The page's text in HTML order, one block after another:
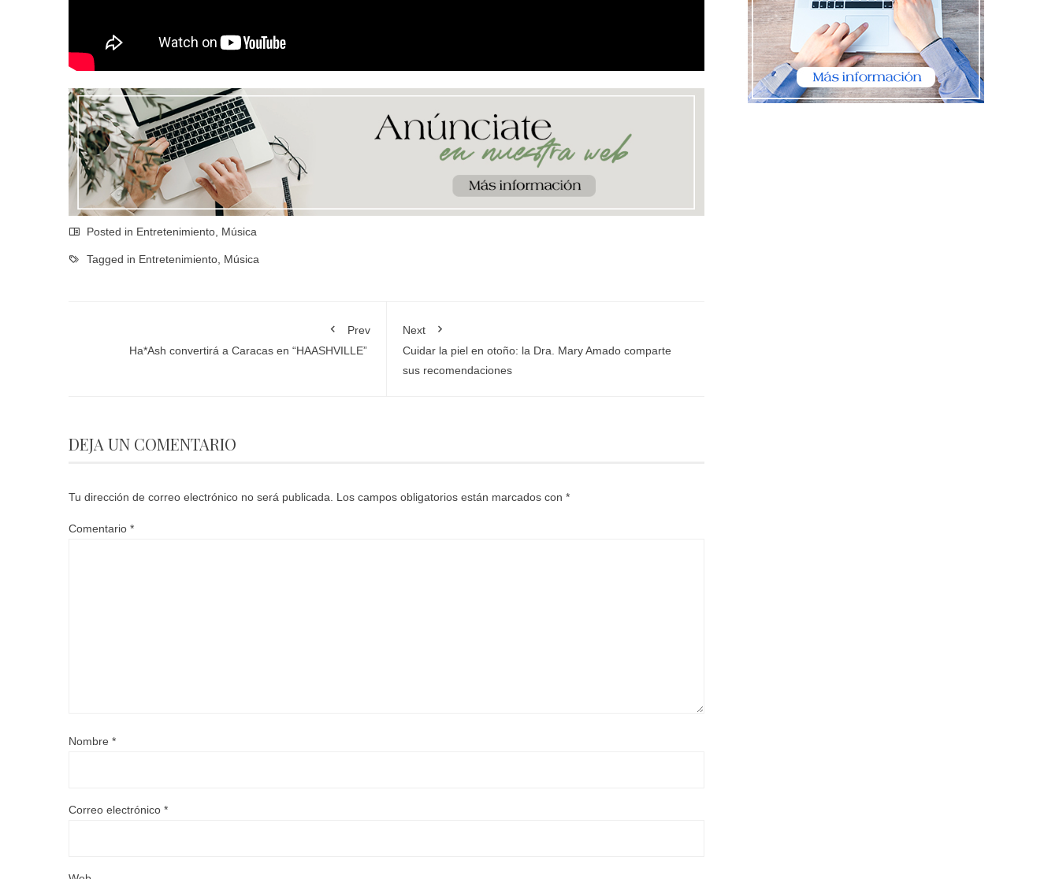
Posted in Entretenimiento Música
Tagged in Entretenimiento Música
Prev
Ha*Ash convertirá a Caracas en “HAASHVILLE”
Next
Cuidar la piel en otoño: la Dra. Mary Amado comparte
sus recomendaciones
DEJA UN COMENTARIO
Tu dirección de correo electrónico no será publicada. Los campos obligatorios están marcados con *
Comentario *
Nombre *
Correo electrónico *